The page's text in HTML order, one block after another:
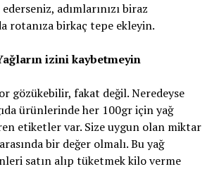
adımlarınızı biraz
rotanıza birkaç tepe ekleyin.
izini kaybetmeyin
gözükebilir, fakat değil. Neredeyse
ürünlerinde her 100gr için yağ
etiketler var. Size uygun olan miktar
bir değer olmalı. Bu yağ
satın alıp tüketmek kilo verme